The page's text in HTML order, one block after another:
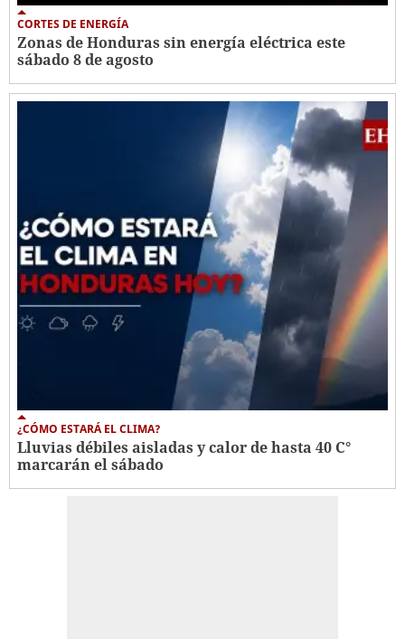
CORTES DE ENERGÍA
Zonas de Honduras sin energía eléctrica este
sábado 8 de agosto
¿CÓMO ESTARÁ EL CLIMA?
Lluvias débiles aisladas y calor de hasta 40 C°
marcarán el sábado